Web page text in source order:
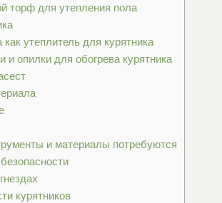
торф для утепления пола
утеплитель для курятника
и опилки для обогрева курятника
и материалы потребуются
курятников